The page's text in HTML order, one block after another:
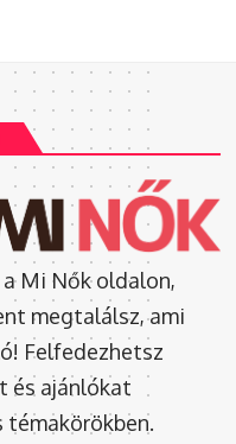
Mi Nők oldalon,
megtalálsz, ami
Felfedezhetsz
és ajánlókat
témakörökben.